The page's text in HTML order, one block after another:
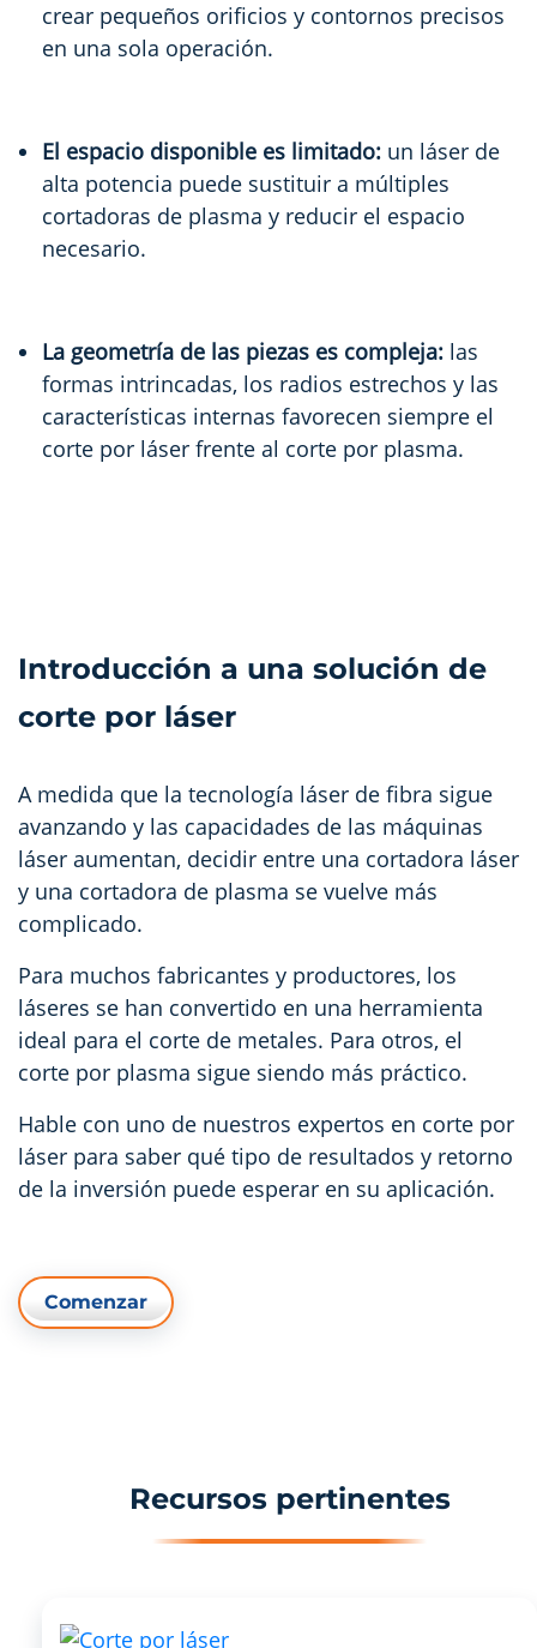
crear pequeños orificios y contornos precisos
en una sola operación.
El espacio disponible es limitado: un láser de
alta potencia puede sustituir a múltiples
cortadoras de plasma y reducir el espacio
necesario.
La geometría de las piezas es compleja: las
formas intrincadas, los radios estrechos y las
características internas favorecen siempre el
corte por láser frente al corte por plasma.
Introducción a una solución de
corte por láser
A medida que la tecnología láser de fibra sigue
avanzando y las capacidades de las máquinas
láser aumentan, decidir entre una cortadora láser
y una cortadora de plasma se vuelve más
complicado.
Para muchos fabricantes y productores, los
láseres se han convertido en una herramienta
ideal para el corte de metales. Para otros, el
corte por plasma sigue siendo más práctico.
Hable con uno de nuestros expertos en corte por
láser para saber qué tipo de resultados y retorno
de la inversión puede esperar en su aplicación.
Comenzar
Recursos pertinentes